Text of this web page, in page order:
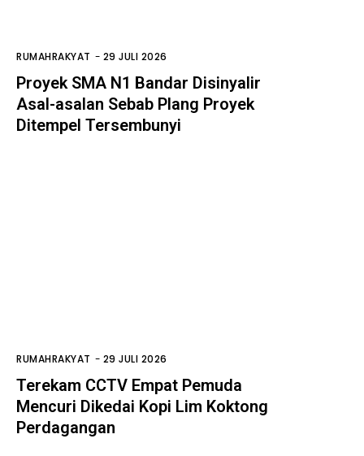
RUMAHRAKYAT - 29 JULI 2026
Proyek SMA N1 Bandar Disinyalir
Asal-asalan Sebab Plang Proyek
Ditempel Tersembunyi
RUMAHRAKYAT - 29 JULI 2026
Terekam CCTV Empat Pemuda
Mencuri Dikedai Kopi Lim Koktong
Perdagangan